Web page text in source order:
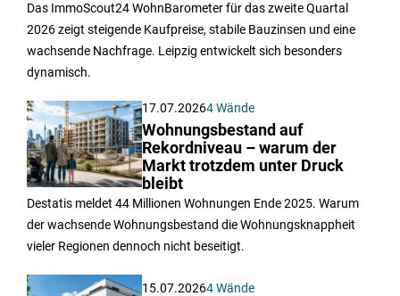
Das ImmoScout24 WohnBarometer für das zweite Quartal
2026 zeigt steigende Kaufpreise, stabile Bauzinsen und eine
wachsende Nachfrage. Leipzig entwickelt sich besonders
dynamisch.
17.07.20264 Wände
Wohnungsbestand auf
Rekordniveau – warum der
Markt trotzdem unter Druck
bleibt
Destatis meldet 44 Millionen Wohnungen Ende 2025. Warum
der wachsende Wohnungsbestand die Wohnungsknappheit
vieler Regionen dennoch nicht beseitigt.
15.07.20264 Wände